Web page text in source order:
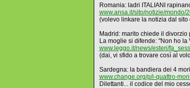
Romania: ladri ITALIANI
www.ansa.it/sito/notizie/
(volevo linkare la notizia dal
Madrid: marito chiede il
La moglie si difende: "Non ho la
www.leggo.it/news/esteri/
(dai, vi sfido a trovare così al
Sardegna: la bandiera dei 4
www.change.org/p/i-quattro-
Dilettanti... il codice del mio